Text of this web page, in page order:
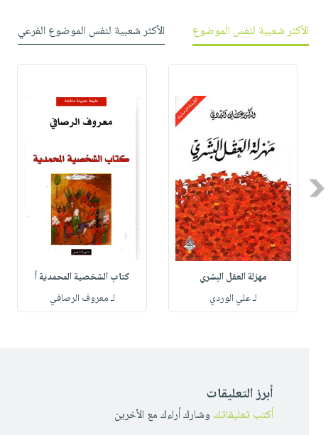
الأكثر شعبية لنفس الموضوع الأكثر شعبية لنفس الموضوع الفرعي
Previous
مهزلة العقل البشري
لـ علي الوردي
كتاب الشخصية المحمدية أ
لـ معروف الرصافي
أبرز التعليقات
أكتب تعليقاتك وشارك أراءك مع الأخرين